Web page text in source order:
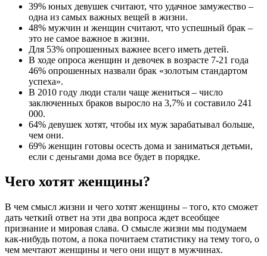
39% юных девушек считают, что удачное замужество –
одна из самых важных вещей в жизни.
48% мужчин и женщин считают, что успешный брак –
это не самое важное в жизни.
Для 53% опрошенных важнее всего иметь детей.
В ходе опроса женщин и девочек в возрасте 7-21 года
46% опрошенных назвали брак «золотым стандартом
успеха».
В 2010 году люди стали чаще жениться – число
заключенных браков выросло на 3,7% и составило 241
000.
64% девушек хотят, чтобы их муж зарабатывал больше,
чем они.
69% женщин готовы осесть дома и заниматься детьми,
если с деньгами дома все будет в порядке.
Чего хотят женщины?
В чем смысл жизни и чего хотят женщины – того, кто сможет
дать четкий ответ на эти два вопроса ждет всеобщее
признание и мировая слава. О смысле жизни мы подумаем
как-нибудь потом, а пока почитаем статистику на тему того, о
чем мечтают женщины и чего они ищут в мужчинах.